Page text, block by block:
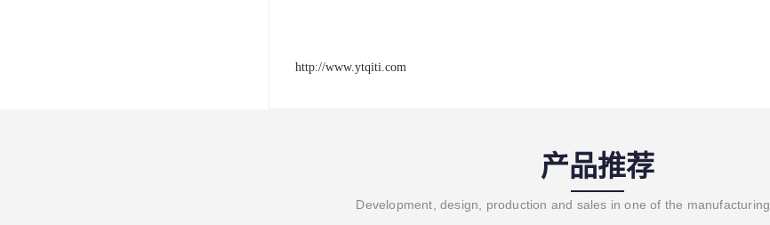
http://www.ytqiti.com
产品推荐
Development, design, production and sales in one of the